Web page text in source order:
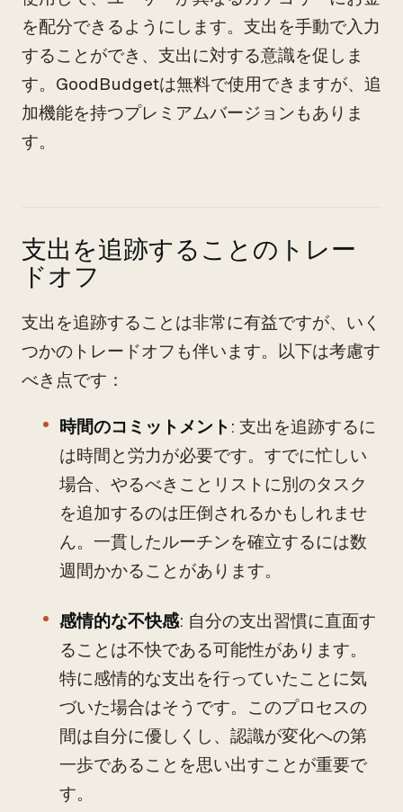
を配分できるようにします。支出を手動で入力
することができ、支出に対する意識を促しま
す。GoodBudgetは無料で使用できますが、追
加機能を持つプレミアムバージョンもありま
す。
支出を追跡することのトレー
ドオフ
支出を追跡することは非常に有益ですが、いく
つかのトレードオフも伴います。以下は考慮す
べき点です：
時間のコミットメント : 支出を追跡するに
は時間と労力が必要です。すでに忙しい
場合、やるべきことリストに別のタスク
を追加するのは圧倒されるかもしれませ
ん。一貫したルーチンを確立するには数
週間かかることがあります。
感情的な不快感: 自分の支出習慣に直面す
ることは不快である可能性があります。
特に感情的な支出を行っていたことに気
づいた場合はそうです。このプロセスの
間は自分に優しくし、認識が変化への第
一歩であることを思い出すことが重要で
す。